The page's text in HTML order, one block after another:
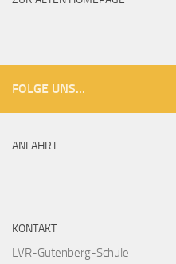
FOLGE UNS...
ANFAHRT
KONTAKT
LVR-Gutenberg-Schule